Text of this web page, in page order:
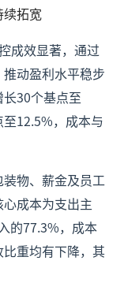
续拓宽
成效显著，通过
动盈利水平稳步
30个基点至
12.5%，成本与
物、薪金及员工
成本为支出主
的77.3%，成本
重均有下降，其